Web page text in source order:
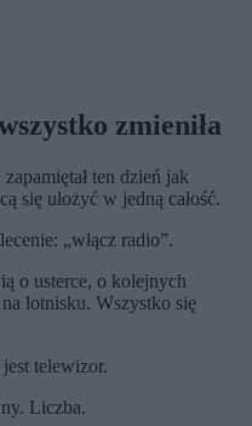
zmieniła
ten dzień jak
się ułożyć w jedną całość.
„włącz radio”.
o usterce, o kolejnych
lotnisku. Wszystko się
telewizor.
Liczba.